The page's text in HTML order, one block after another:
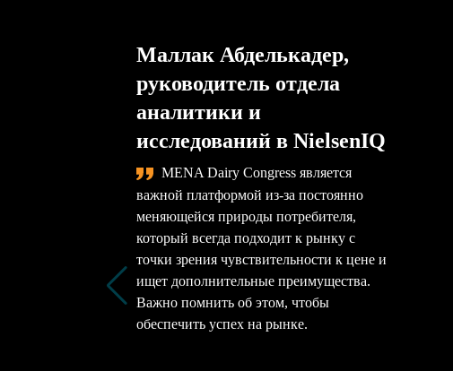
Маллак Абделькадер,
руководитель отдела
аналитики и
исследований в NielsenIQ
MENA Dairy Congress является
важной платформой из-за постоянно
меняющейся природы потребителя,
который всегда подходит к рынку с
точки зрения чувствительности к цене и
ищет дополнительные преимущества.
Важно помнить об этом, чтобы
обеспечить успех на рынке.